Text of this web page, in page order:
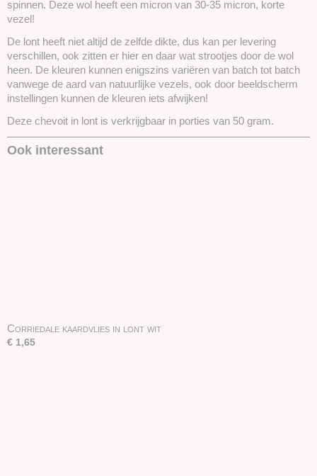
spinnen. Deze wol heeft een micron van 30-35 micron, korte
vezel!
De lont heeft niet altijd de zelfde dikte, dus kan per levering
verschillen, ook zitten er hier en daar wat strootjes door de wol
heen. De kleuren kunnen enigszins variëren van batch tot batch
vanwege de aard van natuurlijke vezels, ook door beeldscherm
instellingen kunnen de kleuren iets afwijken!
Deze chevoit in lont is verkrijgbaar in porties van 50 gram.
Ook interessant
Corriedale kaardvlies in lont wit
€ 1,65